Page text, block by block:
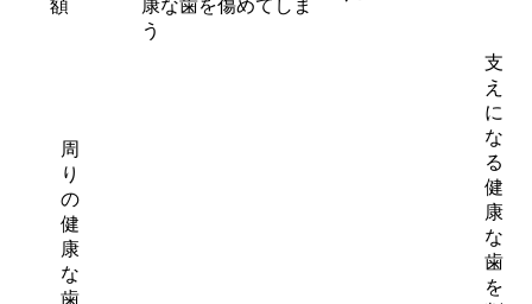
額
康な歯を傷めてしま
う
周
り
の
健
康
な
歯
支
え
に
な
る
健
康
な
歯
を